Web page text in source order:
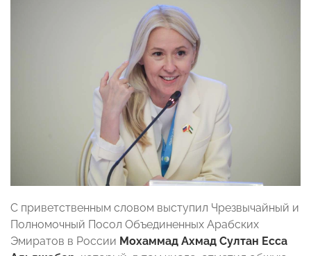
С приветственным словом выступил Чрезвычайный и
Полномочный Посол Объединенных Арабских
Эмиратов в России Мохаммад Ахмад Султан Есса